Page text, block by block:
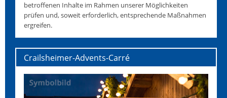
betroffenen Inhalte im Rahmen unserer Möglichkeiten
prüfen und, soweit erforderlich, entsprechende Maßnahmen
ergreifen.
Crailsheimer-Advents-Carré